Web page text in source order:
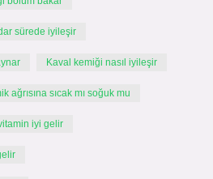
sürede iyileşir
Kaval kemiği nasıl iyileşir
ağrısına sıcak mı soğuk mu
iyi gelir